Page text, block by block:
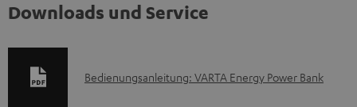
Downloads und Service
D
Bedienungsanleitung: VARTA Energy Power Bank